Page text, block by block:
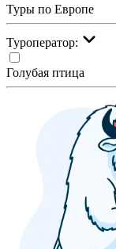
Туры по Европе
Туроператор:
Голубая птица